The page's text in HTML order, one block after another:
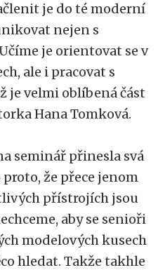
je do té moderní
nejen s
je orientovat se v
ale i pracovat s
je velmi oblíbená část
Hana Tomková.
seminář přinesla svá
že přece jenom
přístrojích jsou
aby se senioři
modelových kusech
hledat. Takže takhle